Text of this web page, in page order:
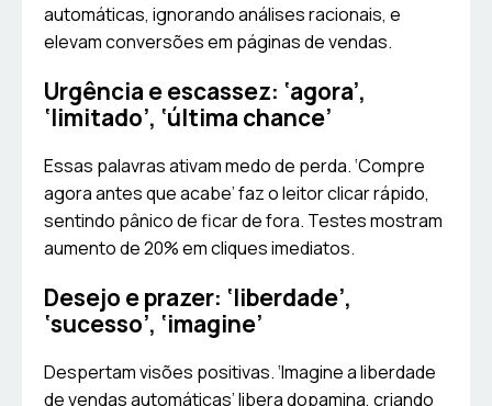
automáticas, ignorando análises racionais, e
elevam conversões em páginas de vendas.
Urgência e escassez: ‘agora’,
‘limitado’, ‘última chance’
Essas palavras ativam medo de perda. ‘Compre
agora antes que acabe’ faz o leitor clicar rápido,
sentindo pânico de ficar de fora. Testes mostram
aumento de 20% em cliques imediatos.
Desejo e prazer: ‘liberdade’,
‘sucesso’, ‘imagine’
Despertam visões positivas. ‘Imagine a liberdade
de vendas automáticas’ libera dopamina, criando